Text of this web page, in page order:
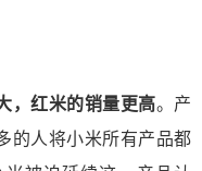
，红米的销量更高。产
的人将小米所有产品都